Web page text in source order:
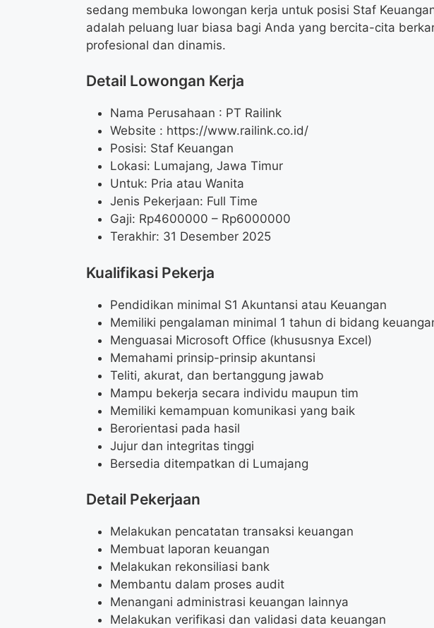
sedang membuka lowongan kerja untuk posisi Staf
adalah peluang luar biasa bagi Anda yang bercita-cita
profesional dan dinamis.
Detail Lowongan Kerja
Nama Perusahaan : PT Railink
Website : https://www.railink.co.id/
Posisi: Staf Keuangan
Lokasi: Lumajang, Jawa Timur
Untuk: Pria atau Wanita
Jenis Pekerjaan: Full Time
Gaji: Rp4600000 – Rp6000000
Terakhir: 31 Desember 2025
Kualifikasi Pekerja
Pendidikan minimal S1 Akuntansi atau Keuangan
Memiliki pengalaman minimal 1 tahun di bidang
Menguasai Microsoft Office (khususnya Excel)
Memahami prinsip-prinsip akuntansi
Teliti, akurat, dan bertanggung jawab
Mampu bekerja secara individu maupun tim
Memiliki kemampuan komunikasi yang baik
Berorientasi pada hasil
Jujur dan integritas tinggi
Bersedia ditempatkan di Lumajang
Detail Pekerjaan
Melakukan pencatatan transaksi keuangan
Membuat laporan keuangan
Melakukan rekonsiliasi bank
Membantu dalam proses audit
Menangani administrasi keuangan lainnya
Melakukan verifikasi dan validasi data keuangan